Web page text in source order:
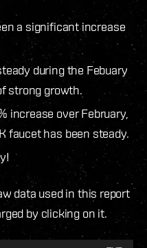
a significant increase
during the Febuary
strong growth.
increase over February,
faucet has been steady.
data used in this report
by clicking on it.